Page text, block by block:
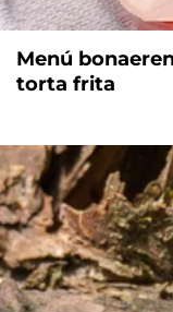
Menú
torta frita